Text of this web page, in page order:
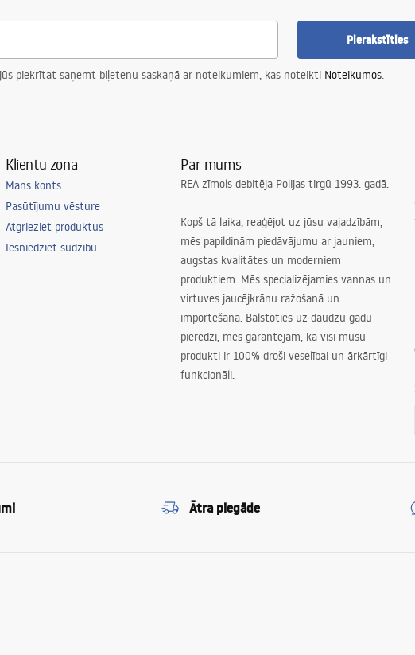
Pierakstīties
piekrītat saņemt biļetenu saskaņā ar noteikumiem, kas noteikti Noteikumos.
Klientu zona
Mans konts
Pasūtījumu vēsture
Atgrieziet produktus
Iesniedziet sūdzību
Par mums
REA zīmols debitēja Polijas tirgū 1993. gadā.
Kopš tā laika, reaģējot uz jūsu vajadzībām,
mēs papildinām piedāvājumu ar jauniem,
augstas kvalitātes un moderniem
produktiem. Mēs specializējamies vannas un
virtuves jaucējkrānu ražošanā un
importēšanā. Balstoties uz daudzu gadu
pieredzi, mēs garantējam, ka visi mūsu
produkti ir 100% droši veselībai un ārkārtīgi
funkcionāli.
Ātra piegāde